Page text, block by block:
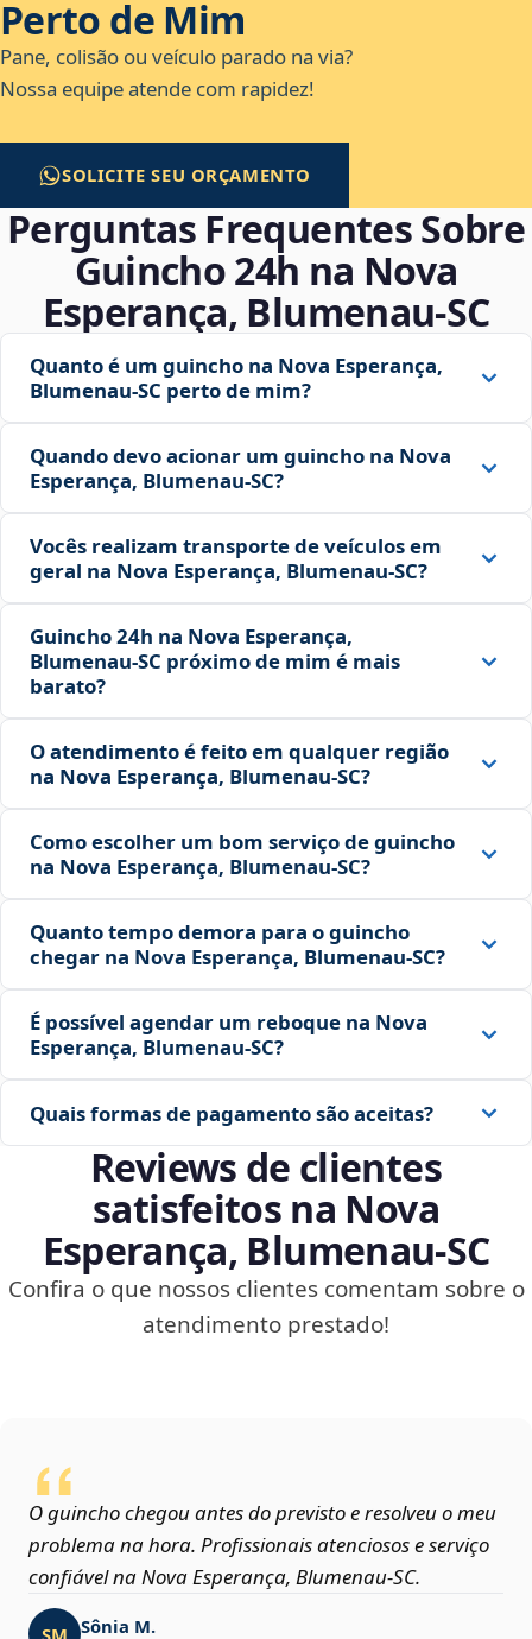
Perto de Mim
Pane, colisão ou veículo parado na via?
Nossa equipe atende com rapidez!
SOLICITE SEU ORÇAMENTO
Perguntas Frequentes Sobre
Guincho 24h na Nova
Esperança, Blumenau‑SC
Quanto é um guincho na Nova Esperança,
Blumenau‑SC perto de mim?
Quando devo acionar um guincho na Nova
Esperança, Blumenau‑SC?
Vocês realizam transporte de veículos em
geral na Nova Esperança, Blumenau‑SC?
Guincho 24h na Nova Esperança,
Blumenau‑SC próximo de mim é mais
barato?
O atendimento é feito em qualquer região
na Nova Esperança, Blumenau‑SC?
Como escolher um bom serviço de guincho
na Nova Esperança, Blumenau‑SC?
Quanto tempo demora para o guincho
chegar na Nova Esperança, Blumenau‑SC?
É possível agendar um reboque na Nova
Esperança, Blumenau‑SC?
Quais formas de pagamento são aceitas?
Reviews de clientes
satisfeitos na Nova
Esperança, Blumenau‑SC
Confira o que nossos clientes comentam sobre o
atendimento prestado!
O guincho chegou antes do previsto e resolveu o meu
problema na hora. Profissionais atenciosos e serviço
confiável na Nova Esperança, Blumenau‑SC.
SM Sônia M.